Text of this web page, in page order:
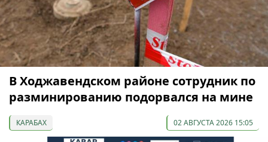
В Ходжавендском районе сотрудник по
разминированию подорвался на мине
КАРАБАХ 02 АВГУСТА 2026 15:05